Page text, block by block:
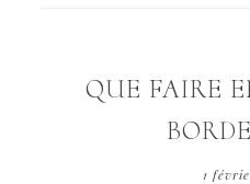
QUE FAIRE
1